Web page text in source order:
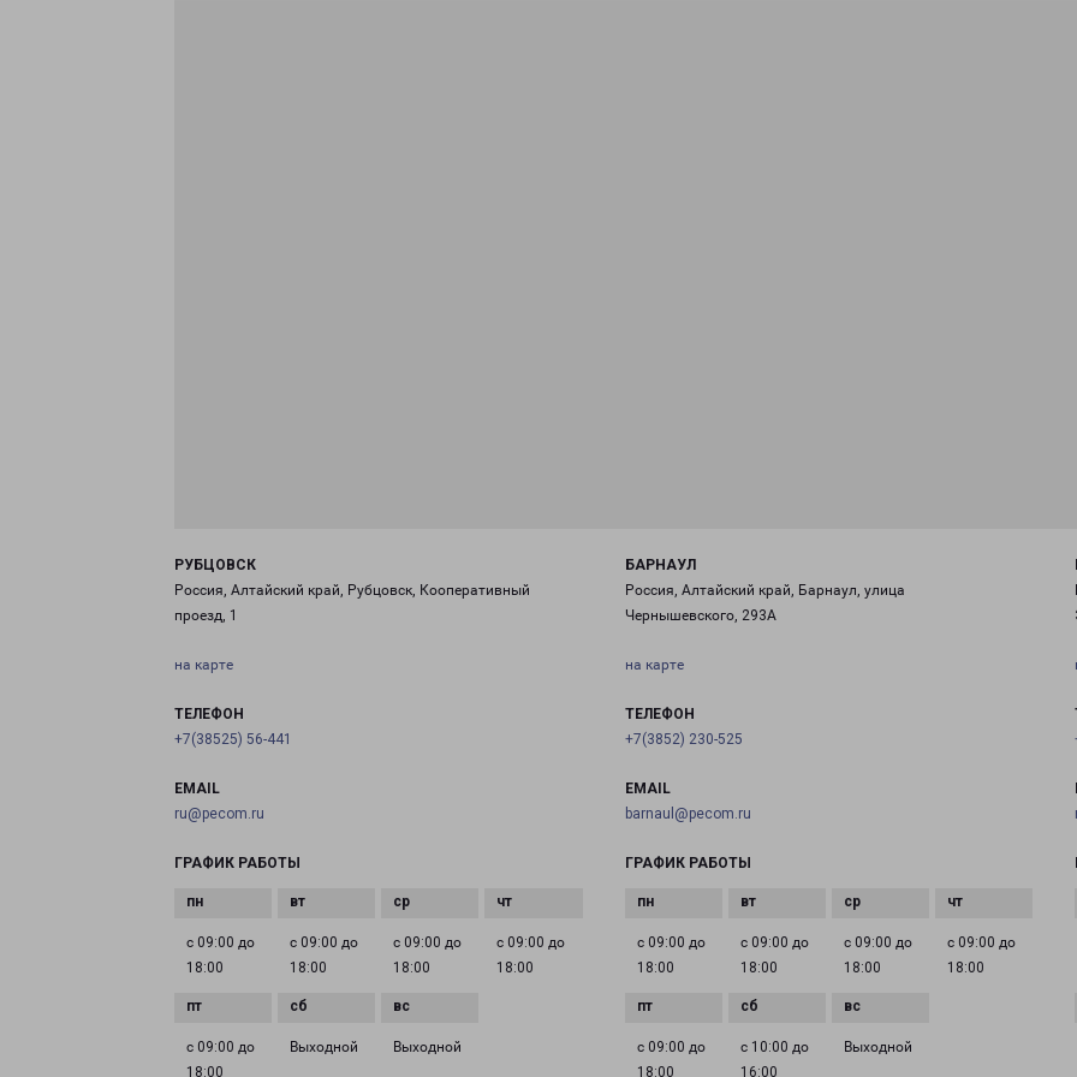
РУБЦОВСК
Россия, Алтайский край, Рубцовск, Кооперативный
проезд, 1
на карте
ТЕЛЕФОН
+7(38525) 56-441
EMAIL
ru@pecom.ru
ГРАФИК РАБОТЫ
с 09:00 до
18:00
с 09:00 до
18:00
с 09:00 до
18:00
с 09:00 до
18:00
с 09:00 до
18:00
Выходной Выходной
БАРНАУЛ
Россия, Алтайский край, Барнаул, улица
Чернышевского, 293А
на карте
ТЕЛЕФОН
+7(3852) 230-525
EMAIL
barnaul@pecom.ru
ГРАФИК РАБОТЫ
с 09:00 до
18:00
с 09:00 до
18:00
с 09:00 до
18:00
с 09:00 до
18:00
с 09:00 до
18:00
с 10:00 до
16:00
Выходной